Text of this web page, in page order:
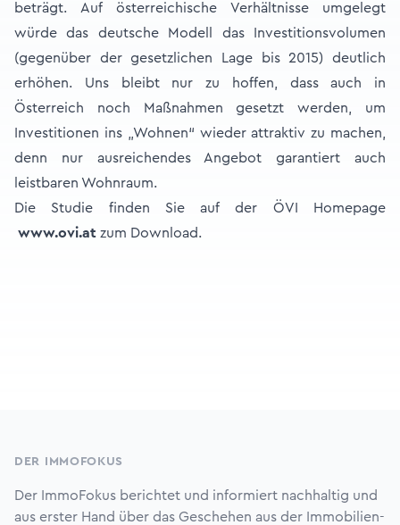
beträgt. Auf österreichische Verhältnisse umgelegt
würde das deutsche Modell das Investitionsvolumen
(gegenüber der gesetzlichen Lage bis 2015) deutlich
erhöhen. Uns bleibt nur zu hoffen, dass auch in
Österreich noch Maßnahmen gesetzt werden, um
Investitionen ins „Wohnen“ wieder attraktiv zu machen,
denn nur ausreichendes Angebot garantiert auch
leistbaren Wohnraum.
Die Studie finden Sie auf der ÖVI Homepage
www.ovi.at zum Download.
DER IMMOFOKUS
Der ImmoFokus berichtet und informiert nachhaltig und
aus erster Hand über das Geschehen aus der Immobilien-